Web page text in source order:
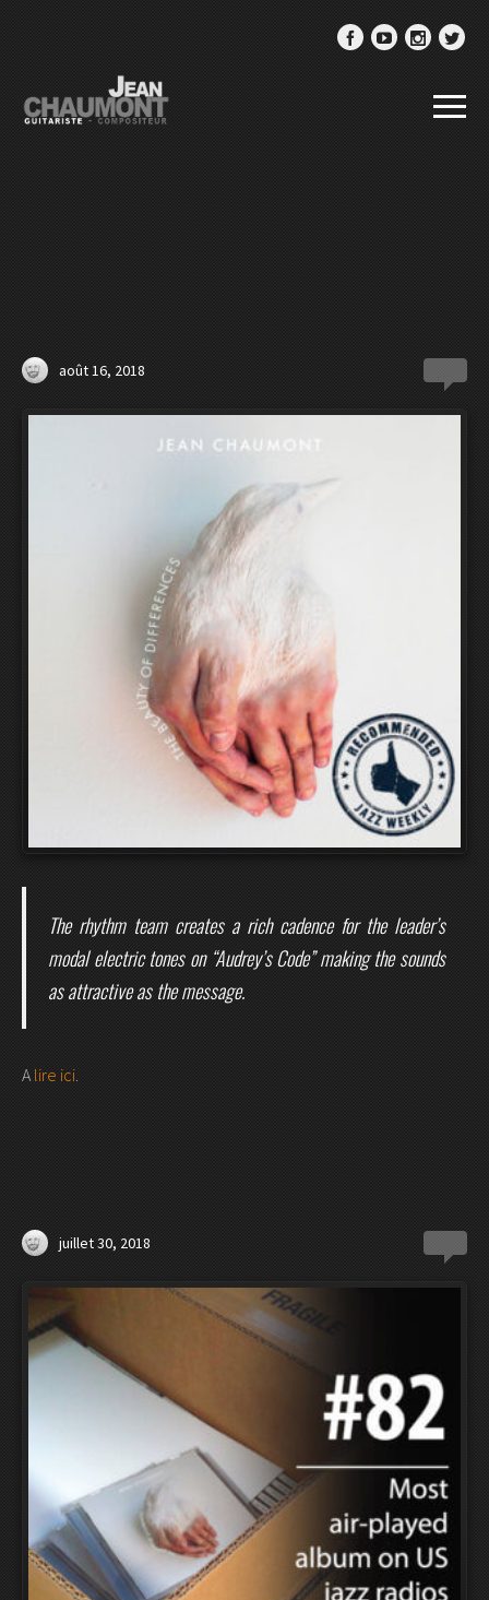
août 16, 2018
The rhythm team creates a rich cadence for the leader’s
modal electric tones on “Audrey’s Code” making the sounds
as attractive as the message.
A lire ici.
juillet 30, 2018